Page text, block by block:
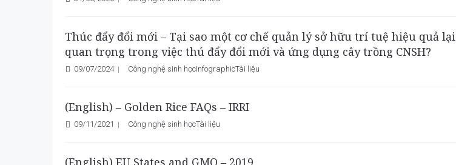
Thúc đẩy đổi mới – Tại sao một cơ chế quản lý sở hữu trí tuệ hiệu quả lại
quan trọng trong việc thú đẩy đổi mới và ứng dụng cây trồng CNSH?
09/07/2024 Công nghệ sinh họcInfographicTài liệu
(English) – Golden Rice FAQs – IRRI
09/11/2021 Công nghệ sinh họcTài liệu
(English) EU States and GMO – 2019